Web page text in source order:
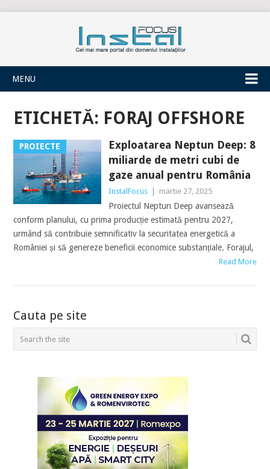
INSTALFOCUS
MENU
ETICHETĂ: FORAJ OFFSHORE
PROIECTE
Exploatarea Neptun Deep: 8
miliarde de metri cubi de
gaze anual pentru România
InstalFocus martie 27, 2025
Proiectul Neptun Deep avansează
conform planului, cu prima producție estimată pentru 2027,
urmând să contribuie semnificativ la securitatea energetică a
României și să genereze beneficii economice substanțiale. Forajul,
Read More
POSTS
NAVIGATION
Cauta pe site